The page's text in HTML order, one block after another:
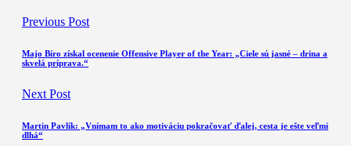
Previous Post
Majo Bíro získal ocenenie Offensive Player of the Year: „Ciele sú jasné – drina a
skvelá príprava.“
Next Post
Martin Pavlík: „Vnímam to ako motiváciu pokračovať ďalej, cesta je ešte veľmi
dlhá“